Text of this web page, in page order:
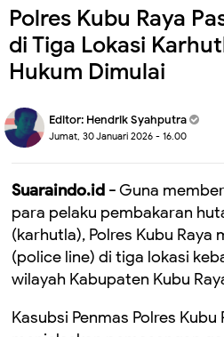
Polres Kubu Raya
di Tiga Lokasi
Hukum Dimulai
Editor: Hendrik Syahputra
Jumat, 30 Januari 2026 - 16.00
Suaraindo.id -Guna
para pelaku pembakaran
(karhutla), Polres Kubu Raya
(police line) di tiga lokasi
wilayah Kabupaten Kubu
Kasubsi Penmas Polres Kubu